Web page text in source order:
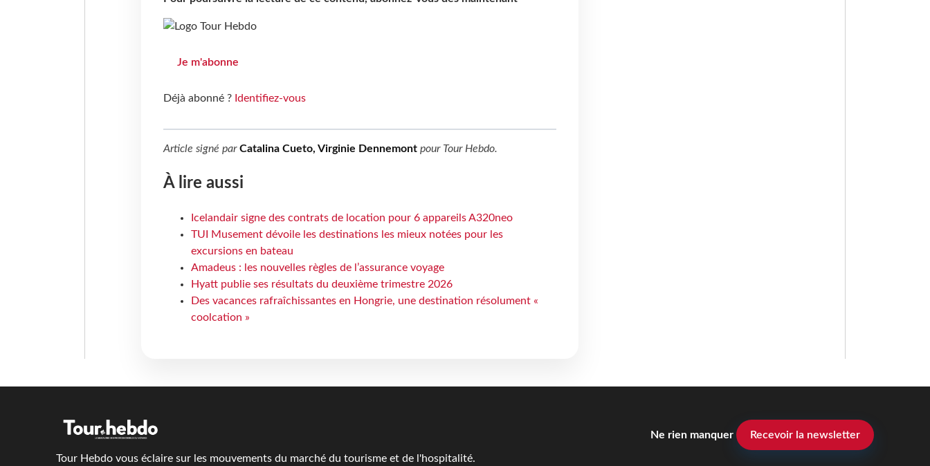
Je m'abonne
Déjà abonné ? Identifiez-vous
Article signé parCatalina Cueto, Virginie Dennemontpour Tour Hebdo.
À lire aussi
Icelandair signe des contrats de location pour 6 appareils A320neo
TUI Musement dévoile les destinations les mieux notées pour les
excursions en bateau
Amadeus : les nouvelles règles de l’assurance voyage
Hyatt publie ses résultats du deuxième trimestre 2026
Des vacances rafraîchissantes en Hongrie, une destination résolument «
coolcation »
Tour Hebdo vous éclaire sur les mouvements du marché du tourisme et de l'hospitalité.
Ne rien manquer Recevoir la newsletter